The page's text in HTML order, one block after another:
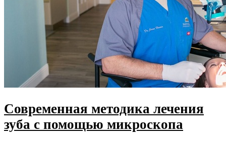
Современная методика лечения
зуба с помощью микроскопа